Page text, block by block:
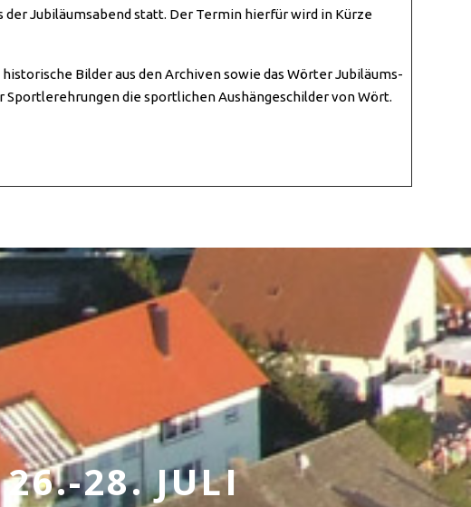
Jubiläumsabend statt. Der Termin hierfür wird in Kürze
Bilder aus den Archiven sowie das Wörter Jubiläums-
die sportlichen Aushängeschilder von Wört.
28. JULI